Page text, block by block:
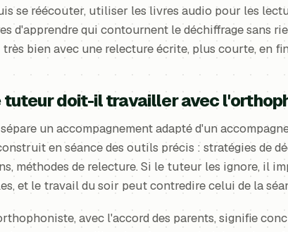
se réécouter, utiliser les livres audio pour les
d'apprendre qui contournent le déchiffrage sans
bien avec une relecture écrite, plus courte, en
tuteur doit-il travailler avec
un accompagnement adapté d'un
en séance des outils précis : stratégies de
méthodes de relecture. Si le tuteur les ignore, il
et le travail du soir peut contredire celui de la
avec l'accord des parents, signifie